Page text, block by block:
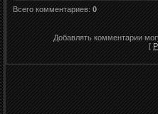
Всего комментариев: 0
Добавлять комментарии
[